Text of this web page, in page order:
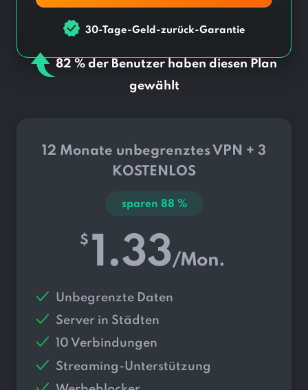
12 Monate unbegrenztes VPN + 3
KOSTENLOS
sparen 88 %
$ 1.33/Mon.
Unbegrenzte Daten
Server in Städten
10 Verbindungen
Streaming-Unterstützung
30-Tage-Geld-zurück-Garantie
82 % der Benutzer haben diesen Plan
gewählt